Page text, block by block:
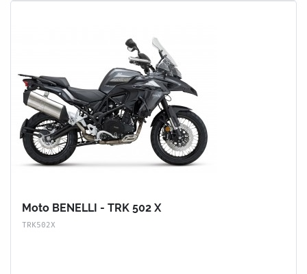
Moto BENELLI - TRK 502 X
TRK502X